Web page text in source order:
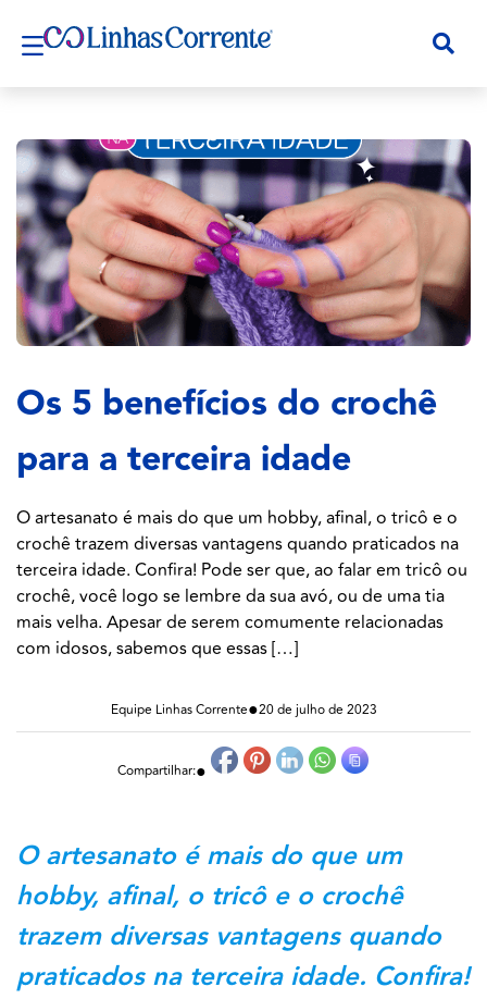
Os 5 benefícios do crochê
para a terceira idade
O artesanato é mais do que um hobby, afinal, o tricô e o
crochê trazem diversas vantagens quando praticados na
terceira idade. Confira! Pode ser que, ao falar em tricô ou
crochê, você logo se lembre da sua avó, ou de uma tia
mais velha. Apesar de serem comumente relacionadas
com idosos, sabemos que essas […]
Equipe Linhas Corrente●20 de julho de 2023
Compartilhar:●
O artesanato é mais do que um
hobby, afinal, o tricô e o crochê
trazem diversas vantagens quando
praticados na terceira idade. Confira!